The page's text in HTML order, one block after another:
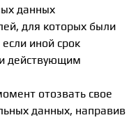
данных
для которых были
иной срок
действующим
отозвать свое
данных, направив